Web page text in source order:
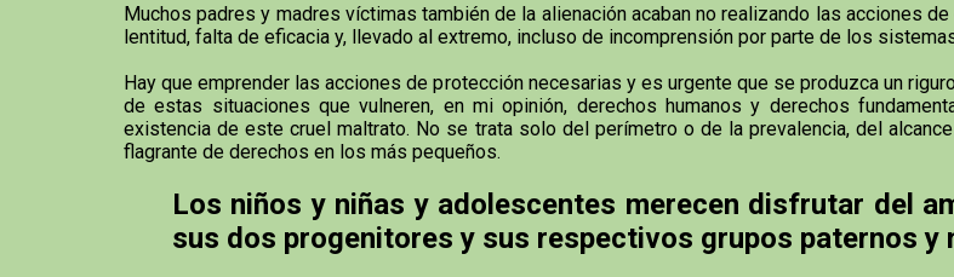
Muchos padres y madres víctimas también de la alienación acaban no realizando las acciones
lentitud, falta de eficacia y, llevado al extremo, incluso de incomprensión por parte de los
Hay que emprender las acciones de protección necesarias y es urgente que se produzca un
de estas situaciones que vulneren, en mi opinión, derechos humanos y derechos
existencia de este cruel maltrato. No se trata solo del perímetro o de la prevalencia, del
flagrante de derechos en los más pequeños.
Los niños y niñas y adolescentes merecen disfrutar del
sus dos progenitores y sus respectivos grupos paternos y